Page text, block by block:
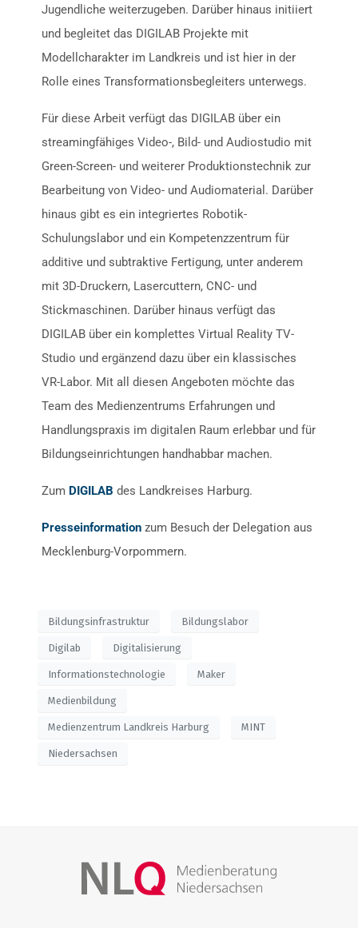
Jugendliche weiterzugeben. Darüber hinaus initiiert
und begleitet das DIGILAB Projekte mit
Modellcharakter im Landkreis und ist hier in der
Rolle eines Transformationsbegleiters unterwegs.
Für diese Arbeit verfügt das DIGILAB über ein
streamingfähiges Video-, Bild- und Audiostudio mit
Green-Screen- und weiterer Produktionstechnik zur
Bearbeitung von Video- und Audiomaterial. Darüber
hinaus gibt es ein integriertes Robotik-
Schulungslabor und ein Kompetenzzentrum für
additive und subtraktive Fertigung, unter anderem
mit 3D-Druckern, Lasercuttern, CNC- und
Stickmaschinen. Darüber hinaus verfügt das
DIGILAB über ein komplettes Virtual Reality TV-
Studio und ergänzend dazu über ein klassisches
VR-Labor. Mit all diesen Angeboten möchte das
Team des Medienzentrums Erfahrungen und
Handlungspraxis im digitalen Raum erlebbar und für
Bildungseinrichtungen handhabbar machen.
Zum DIGILAB des Landkreises Harburg.
Presseinformation zum Besuch der Delegation aus
Mecklenburg-Vorpommern.
Bildungsinfrastruktur Bildungslabor
Digilab Digitalisierung
Informationstechnologie Maker
Medienbildung
Medienzentrum Landkreis Harburg MINT
Niedersachsen